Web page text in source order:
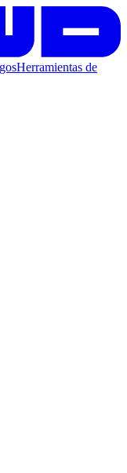
Herramientas de